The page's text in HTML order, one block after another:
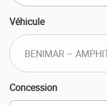
Véhicule
Concession